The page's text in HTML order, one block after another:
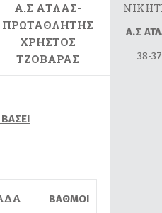
Α.Σ ΑΤΛΑΣ-
ΠΡΩΤΑΘΛΗΤΗΣ
ΧΡΗΣΤΟΣ
ΤΖΟΒΑΡΑΣ
Α.Σ
38-37
ΒΑΘΜΟΙ